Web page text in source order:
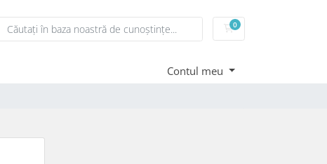
0Coș de cumpărături
Contul meu